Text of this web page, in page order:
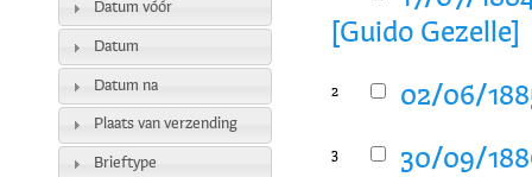
[Guido Gezelle]
2 02/06/
3 30/09/
Datum vóór
Datum
Datum na
Plaats van verzending
Brieftype